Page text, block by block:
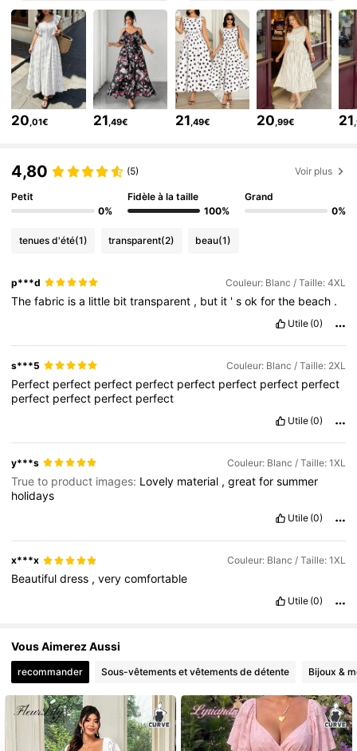
4,74 92K Suiveurs
92K Suiveurs
4,74 92K Suiveurs
4,74 92K Suiveurs
4,74 92K Suiveurs
20,01€ 21,49€ 21,49€ 20,99€ 21
4,80 (5) Voir plus
Petit
0%
Fidèle à la taille
100%
Grand
0%
tenues d'été(1) transparent(2) beau(1)
p***d Couleur: Blanc / Taille: 4XL
Thefabric isa little bittransparent , but it 'sokforthe beach .
Utile (0)
s***5 Couleur: Blanc / Taille: 2XL
Perfect perfect perfect perfect perfect perfect perfect perfect
perfect perfect perfect perfect
Utile (0)
y***s Couleur: Blanc / Taille: 1XL
True to product images: Lovely material ,greatforsummer
holidays
Utile (0)
x***x Couleur: Blanc / Taille: 1XL
Beautifuldress ,verycomfortable
Utile (0)
Vous Aimerez Aussi
recommander Sous-vêtements et vêtements de détente Bijoux &